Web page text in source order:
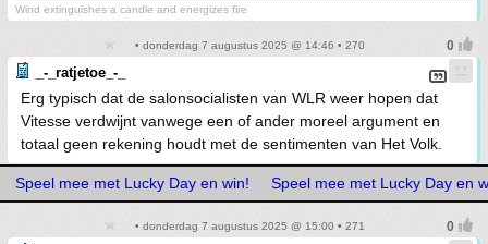
Wind extinguishes a candle and energizes fire
• donderdag 7 augustus 2025 @ 14:46 • 270
_-_ratjetoe_-_
Erg typisch dat de salonsocialisten van WLR weer hopen dat
Vitesse verdwijnt vanwege een of ander moreel argument en
totaal geen rekening houdt met de sentimenten van Het Volk.
Speel mee met Lucky Day en win! Speel mee met Lucky Day en
• donderdag 7 augustus 2025 @ 15:00 • 271